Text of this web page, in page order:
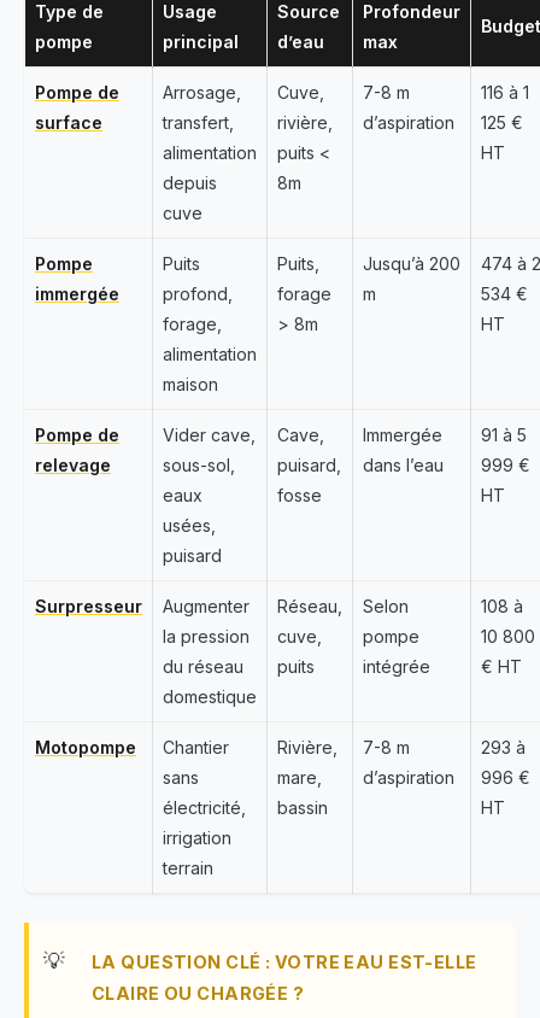
Type de
pompe
Usage
principal
Source
d’eau
Profondeur
max
Budget
Pompe de
surface
Arrosage,
transfert,
alimentation
depuis
cuve
Cuve,
rivière,
puits <
8m
7-8 m
d’aspiration
116 à 1
125 €
HT
Pompe
immergée
Puits
profond,
forage,
alimentation
maison
Puits,
forage
> 8m
Jusqu’à 200
m
474 à 2
534 €
HT
Pompe de
relevage
Vider cave,
sous-sol,
eaux
usées,
puisard
Cave,
puisard,
fosse
Immergée
dans l’eau
91 à 5
999 €
HT
Surpresseur
Augmenter
la pression
du réseau
domestique
Réseau,
cuve,
puits
Selon
pompe
intégrée
108 à
10 800
€ HT
Motopompe
Chantier
sans
électricité,
irrigation
terrain
Rivière,
mare,
bassin
7-8 m
d’aspiration
293 à
996 €
HT
LA QUESTION CLÉ : VOTRE EAU EST-ELLE
CLAIRE OU CHARGÉE ?